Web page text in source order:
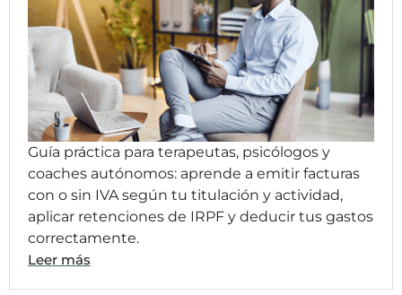
Guía práctica para terapeutas, psicólogos y
coaches autónomos: aprende a emitir facturas
con o sin IVA según tu titulación y actividad,
aplicar retenciones de IRPF y deducir tus gastos
correctamente.
Leer más